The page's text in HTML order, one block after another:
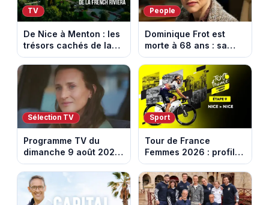
TV
De Nice à Menton : les
trésors cachés de la
French Riviera dévoilés
dans les 100 lieux qu'il
faut voir
People
Dominique Frot est
morte à 68 ans : sa
sœur Catherine Frot
annonce la triste
nouvelle
Sélection TV
Programme TV du
dimanche 9 août 2026
: notre sélection pour
votre soirée télé
Sport
Tour de France
Femmes 2026 : profil
et horaires de la
dernière étape à Nice